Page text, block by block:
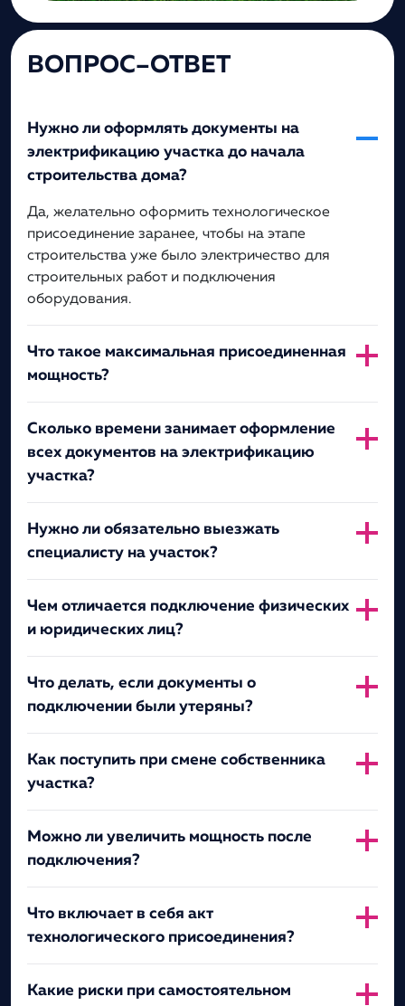
ВОПРОС–ОТВЕТ
Нужно ли оформлять документы на
электрификацию участка до начала
строительства дома?
Да, желательно оформить технологическое
присоединение заранее, чтобы на этапе
строительства уже было электричество для
строительных работ и подключения
оборудования.
Что такое максимальная присоединенная
мощность?
Сколько времени занимает оформление
всех документов на электрификацию
участка?
Нужно ли обязательно выезжать
специалисту на участок?
Чем отличается подключение физических
и юридических лиц?
Что делать, если документы о
подключении были утеряны?
Как поступить при смене собственника
участка?
Можно ли увеличить мощность после
подключения?
Что включает в себя акт
технологического присоединения?
Какие риски при самостоятельном